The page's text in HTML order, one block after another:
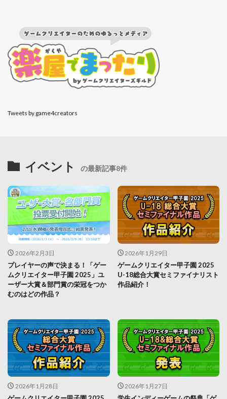
Tweets by game4creators
イベント の最新記事8件
2026年2月3日
プレイヤーの声で決まる！「ゲー
ムクリエイター甲子園 2025」ユ
ーザー大賞＆部門賞の栄冠をつか
むのはどの作品？
2026年1月29日
ゲームクリエイター甲子園 2025
U-18総合大賞セミファイナリスト
作品紹介！
2026年1月28日 2026年1月27日